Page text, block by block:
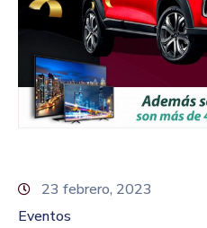
23 febrero, 2023
Eventos